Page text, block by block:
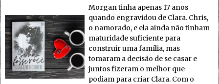
Morgan tinha apenas 17 anos
quando engravidou de Clara. Chris,
o namorado, e ela ainda não tinham
maturidade suficiente para
construir uma família, mas
tomaram a decisão de se casar e
juntos fizeram o melhor que
podiam para criar Clara. Com o